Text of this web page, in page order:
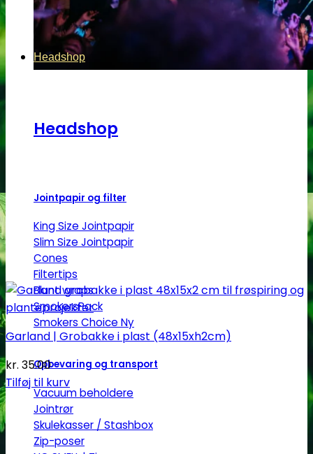
Headshop
Headshop
Jointpapir og filter
King Size Jointpapir
Slim Size Jointpapir
Cones
Filtertips
Blunt wraps
SmokersPack
Smokers Choice
Opbevaring og transport
Vacuum beholdere
Jointrør
Skulekasser / Stashbox
Zip-poser
Garland | Grobakke i plast (48x15xh2cm)
kr. 35.00
Tilføj til kurv